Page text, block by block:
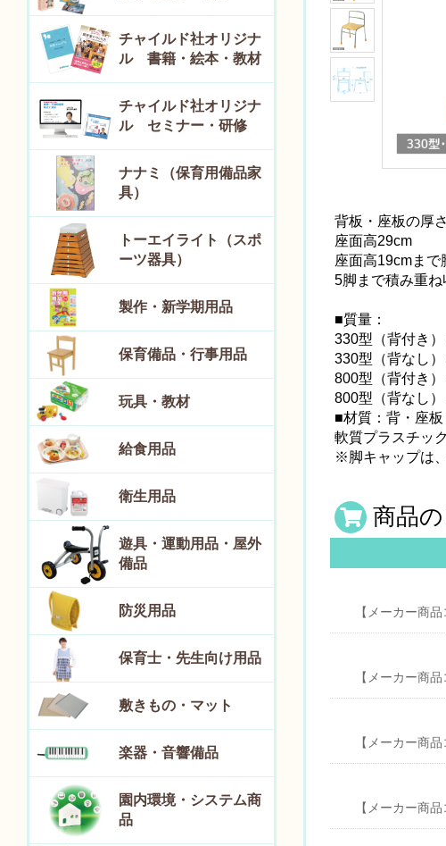
背板・座板の厚
座面高29cm
座面高19cmまで
5脚まで積み重ね
■質量：
330型（背付き
330型（背なし
800型（背付き
800型（背なし
■材質：背・座
軟質プラスチック
※脚キャップは
商品
【メーカー商
【メーカー商
【メーカー商
【メーカー商
チャイルド社オリジナ
ル 書籍・絵本・教材
チャイルド社オリジナ
ル セミナー・研修
ナナミ（保育用備品家
具）
トーエイライト（スポ
ーツ器具）
製作・新学期用品
保育備品・行事用品
玩具・教材
給食用品
衛生用品
遊具・運動用品・屋外
備品
防災用品
保育士・先生向け用品
敷きもの・マット
楽器・音響備品
園内環境・システム商
品